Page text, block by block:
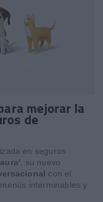
mejorar la
de
en seguros
, su nuevo
con el
interminables y